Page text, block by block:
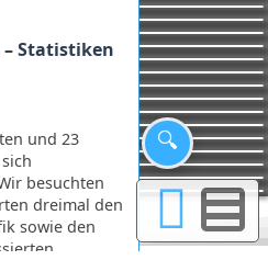
🔍
– Statistiken
und 23
besuchten
dreimal den
sowie den